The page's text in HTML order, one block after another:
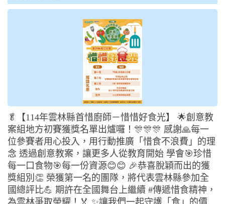
🥬【114年雲林縣首惜廚師－惜惜好食光】 🌟創意教
案組地方初賽獲獎名單出爐囉！🎊🎊🎊 感謝🙏每一
位參賽者用心投入，用行動推廣「惜食不浪費」的理
念 透過創意教案，讓更多人從教育開始 學會🎯珍惜
每一口食物🎯每一份資源😊😊 🎉恭喜脫穎而出的獲
獎組別👏 榮獲第一名的團隊，將代表雲林縣參加全
國總評比💪 期許在全國舞台上繼續 #傳遞惜食精神，
為雲林爭取榮耀！🏅 ✨讓我們一起守護「食」的價